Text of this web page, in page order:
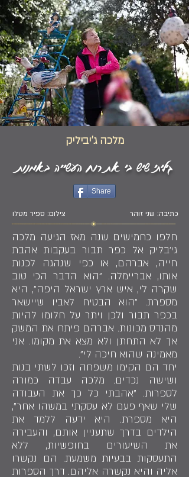
מלכה ג'יביליק
גיליתי שיש בי את רוח העשייה באמנות
Share
צילום: ספיר מטלו כתיבה: שני זוהר
חלפו כחמישים שנה מאז הגיעה מלכה
גי'בליק אל כפר תבור בעקבות אהבת
חייה, אברהם, או כפי שנהגה לכנות
אותו, אבריימלה. "הוא הדבר הכי טוב
שקרה לי, איש ארץ ישראל היפה", היא
מספרת. "הוא הבטיח לאביו שיישאר
בכפר תבור ולכן ויתר על חלומו להיות
מהנדס מכונות. אברהם פיתח את המשק
אך לא התחתן ולא מצא את מקומו. אני
מאמינה שהוא חיכה לי".
יחד הם הקימו משפחה וזכו לשתי בנות
ושישה נכדים. מלכה עבדה כמורה
לספרות. "אהבתי כל כך את העבודה
שלי שאף פעם לא עסקתי במשהו אחר",
היא מספרת. היא ידעה ללמד את
הילדים בדרך שתעניין אותם, והעבירה
את השיעורים בחופשיות, ללא
התעסקות בבעיות משמעת. הם נקשרו
אליה והיא נקשרה אליהם. דרך הספרות